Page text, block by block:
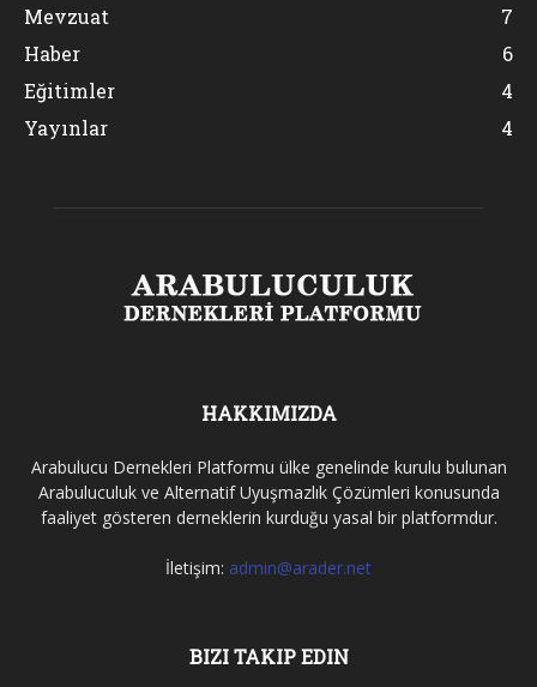
Mevzuat
7
Haber
6
Eğitimler
4
Yayınlar
4
HAKKIMIZDA
Arabulucu Dernekleri Platformu ülke genelinde kurulu bulunan
Arabuluculuk ve Alternatif Uyuşmazlık Çözümleri konusunda
faaliyet gösteren derneklerin kurduğu yasal bir platformdur.
İletişim: admin@arader.net
BIZI TAKIP EDIN